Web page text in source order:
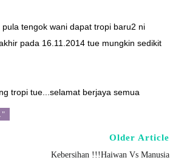
tengok wani dapat tropi baru2 ni
pada 16.11.2014 tue mungkin sedikit
tropi tue...selamat berjaya semua
"
Older Article
Kebersihan !!!Haiwan Vs Manusia